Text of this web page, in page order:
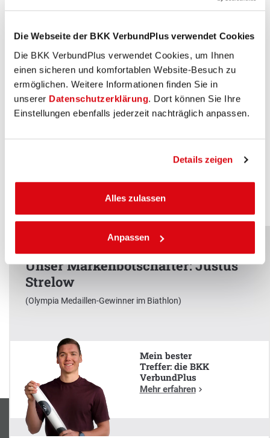
Die Webseite der BKK VerbundPlus verwendet Cookies
Die BKK VerbundPlus verwendet Cookies, um Ihnen
einen sicheren und komfortablen Website-Besuch zu
ermöglichen. Weitere Informationen finden Sie in
unserer Datenschutzerklärung. Dort können Sie Ihre
Einstellungen ebenfalls jederzeit nachträglich anpassen.
Details zeigen
Alles zulassen
Anpassen
Erstattung des Eigenanteils
Diesen Eigenanteil bekommen Sie von uns nach Beendigung
der Behandlung zurück.
Unser Markenbotschafter: Justus
Strelow
(Olympia Medaillen-Gewinner im Biathlon)
Mein bester
Treffer: die BKK
VerbundPlus
Mehr erfahren
Unser Markenbotschafter:
(Olympia Medaillen-Gewinner im Biathlon)